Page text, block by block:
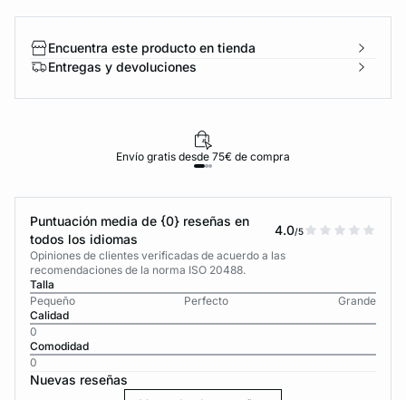
Encuentra este producto en tienda
Entregas y devoluciones
Envío gratis desde 75€ de compra
Puntuación media de {0} reseñas en
todos los idiomas
4.0/5
Opiniones de clientes verificadas de acuerdo a las
recomendaciones de la norma ISO 20488.
Talla
Pequeño
Perfecto
Grande
Calidad
0
Comodidad
0
Nuevas reseñas